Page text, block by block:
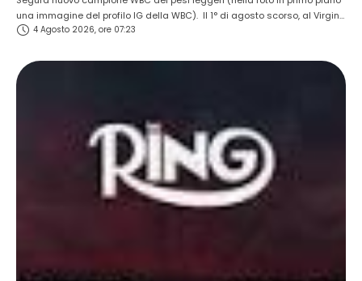
una immagine del profilo IG della WBC). Il 1° di agosto scorso, al Virgin
Hotels di Las Vegas, il trentenne messicano di San Mateo Atenco,
4 Agosto 2026, ore 07:23